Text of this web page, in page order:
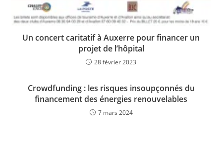
Un concert caritatif à Auxerre pour financer un
projet de l’hôpital
28 février 2023
Crowdfunding : les risques insoupçonnés du
financement des énergies renouvelables
7 mars 2024